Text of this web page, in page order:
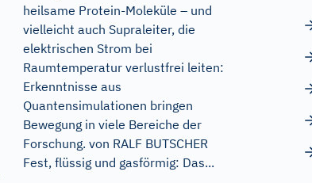
heilsame Protein-Moleküle – und
vielleicht auch Supraleiter, die
elektrischen Strom bei
Raumtemperatur verlustfrei leiten:
Erkenntnisse aus
Quantensimulationen bringen
Bewegung in viele Bereiche der
Forschung. von RALF BUTSCHER
Fest, flüssig und gasförmig: Das...